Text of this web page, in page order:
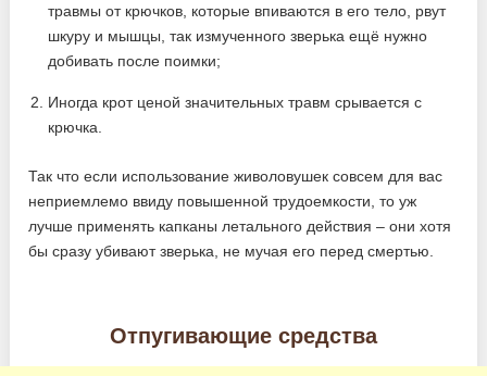
травмы от крючков, которые впиваются в его тело, рвут
шкуру и мышцы, так измученного зверька ещё нужно
добивать после поимки;
Иногда крот ценой значительных травм срывается с
крючка.
Так что если использование живоловушек совсем для вас
неприемлемо ввиду повышенной трудоемкости, то уж
лучше применять капканы летального действия – они хотя
бы сразу убивают зверька, не мучая его перед смертью.
Отпугивающие средства